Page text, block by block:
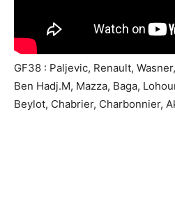
GF38 : Paljevic, Renault,
Ben Hadj.M, Mazza, Baga,
Beylot, Chabrier, Charbonnier,